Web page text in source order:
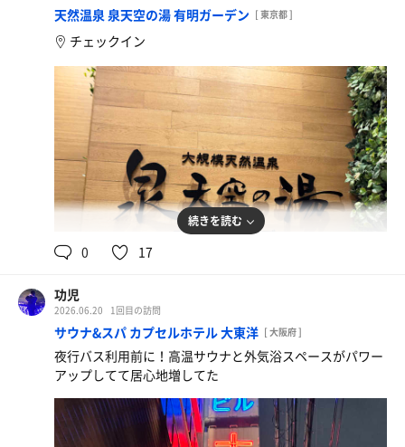
天然温泉 泉天空の湯 有明ガーデン [ 東京都 ]
チェックイン
続きを読む
0 17
功児
2026.06.20 1回目の訪問
サウナ&スパ カプセルホテル 大東洋 [ 大阪府 ]
夜行バス利用前に！高温サウナと外気浴スペースがパワー
アップしてて居心地増してた